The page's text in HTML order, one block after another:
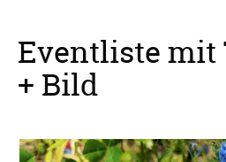
Eventliste mit
+ Bild